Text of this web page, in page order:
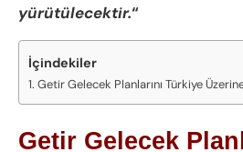
yürütülecektir.“
İçindekiler
Getir Gelecek Planlarını Türkiye
Getir Gelecek